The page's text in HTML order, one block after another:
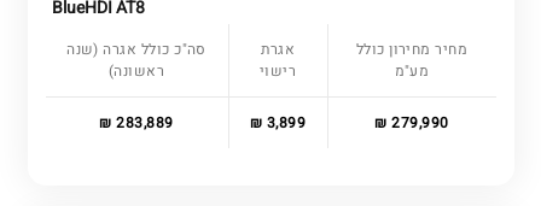
BlueHDI AT8
מחיר מחירון כולל
מע"מ
אגרת
רישוי
סה"כ כולל אגרה (שנה
ראשונה)
279,990 ₪
3,899 ₪
283,889 ₪